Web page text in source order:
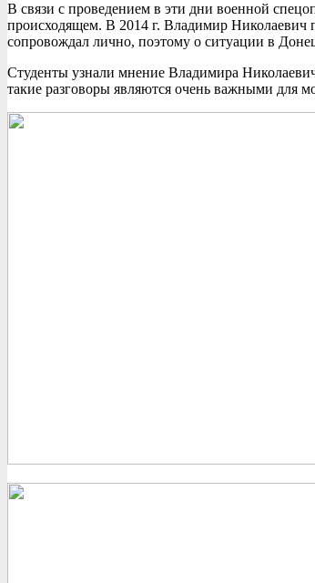
В связи с проведением в эти дни военной
происходящем. В 2014 г. Владимир Николаевич
сопровождал лично, поэтому о ситуации в
Студенты узнали мнение Владимира
такие разговоры являются очень важными для